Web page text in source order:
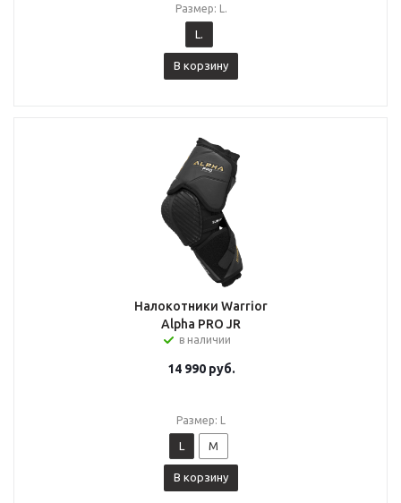
Размер: L.
L.
В корзину
Налокотники Warrior
Alpha PRO JR
в наличии
14 990руб.
Размер: L
L M
В корзину